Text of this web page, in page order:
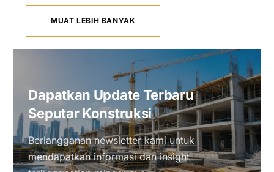
MUAT LEBIH BANYAK
Dapatkan Update Terbaru
Seputar Konstruksi
Berlangganan newsletter kami untuk
mendapatkan informasi dan insight